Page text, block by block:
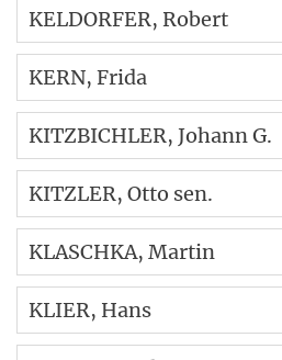
KELDORFER, Robert
KERN, Frida
KITZBICHLER, Johann G.
KITZLER, Otto sen.
KLASCHKA, Martin
KLIER, Hans